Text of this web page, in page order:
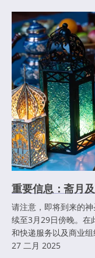
重要信息：斋月
请注意，即将到来的
续至3月29日傍晚。在
和快递服务以及商业组
27 二月 2025